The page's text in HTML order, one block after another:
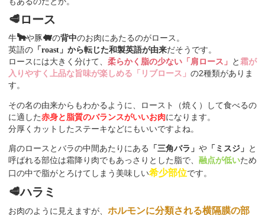
🥩ロース
牛🐂や豚🐖の背中のお肉にあたるのがロース。
英語の「roast」から転じた和製英語が由来だそうです。
ロースには大きく分けて、 柔らかく脂の少ない「肩ロース」 と 霜が
入りやすく上品な旨味が楽しめる「リブロース」 の2種類がありま
す。
その名の由来からもわかるように、ロースト（焼く）して食べるの
に適した赤身と脂質のバランスがいいお肉になります。
分厚くカットしたステーキなどにもいいですよね。
肩のロースとバラの中間あたりにある 「三角バラ」 や「ミスジ」 と
呼ばれる部位は霜降り肉でもあっさりとした脂で、 融点が低いため
口の中で脂がとろけてしまう美味しい希少部位です。
🥩ハラミ
お肉のように見えますが、 ホルモンに分類される横隔膜の部